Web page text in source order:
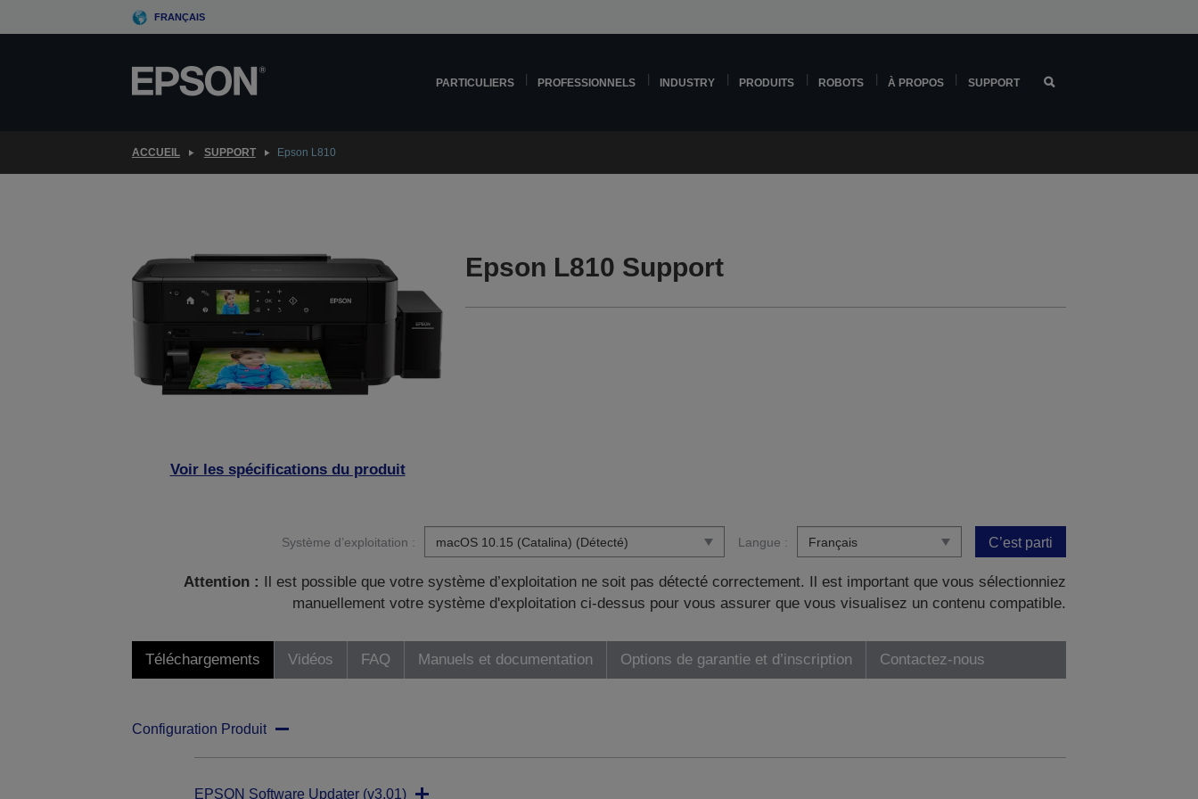
to
FRANÇAIS
PARTICULIERS PROFESSIONNELS INDUSTRY PRODUITS ROBOTS À PROPOS SUPPORT
ACCUEIL SUPPORT Epson L810
Voir les spécifications du produit
Epson L810 Support
Système d’exploitation : Langue : C’est parti
Attention :
Il est possible que votre système d’exploitation ne soit pas détecté correctement. Il est important que vous sélectionniez
manuellement votre système d'exploitation ci-dessus pour vous assurer que vous visualisez un contenu compatible.
Téléchargements Vidéos FAQ Manuels et documentation Options de garantie et d’inscription Contactez-nous
Configuration Produit
EPSON Software Updater (v3.01)